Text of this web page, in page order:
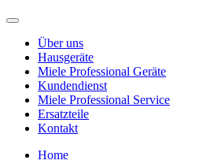
Über uns
Hausgeräte
Miele Professional Geräte
Kundendienst
Miele Professional Service
Ersatzteile
Kontakt
Home